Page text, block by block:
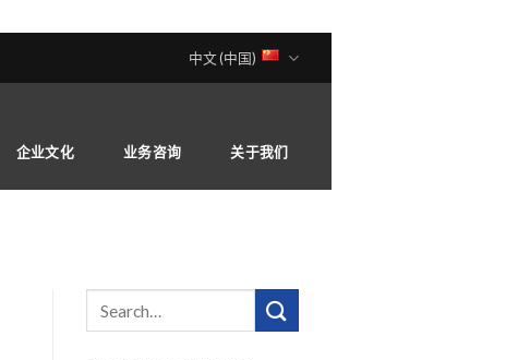
中文 (中国)
企业文化 业务咨询 关于我们